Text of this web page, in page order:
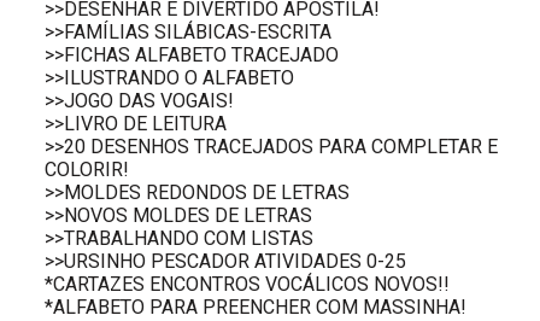
>>DESENHAR É DIVERTIDO APOSTILA!
>>FAMÍLIAS SILÁBICAS-ESCRITA
>>FICHAS ALFABETO TRACEJADO
>>ILUSTRANDO O ALFABETO
>>JOGO DAS VOGAIS!
>>LIVRO DE LEITURA
>>20 DESENHOS TRACEJADOS PARA COMPLETAR E
COLORIR!
>>MOLDES REDONDOS DE LETRAS
>>NOVOS MOLDES DE LETRAS
>>TRABALHANDO COM LISTAS
>>URSINHO PESCADOR ATIVIDADES 0-25
*CARTAZES ENCONTROS VOCÁLICOS NOVOS!!
*ALFABETO PARA PREENCHER COM MASSINHA!